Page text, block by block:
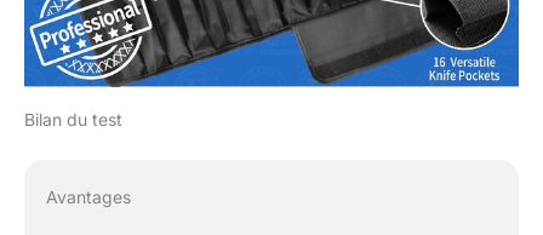
Bilan du test
Avantages